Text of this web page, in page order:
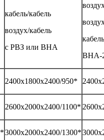
кабель/кабель
воздух/кабель
с РВЗ или ВНА
ВНА-
2400х1800х2400/950*
2600х2000х2400/1100*
3000х2000х2400/1300*